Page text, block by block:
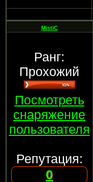
MistiC
Ранг:
Прохожий
Посмотреть
снаряжение
пользователя
Репутация:
0